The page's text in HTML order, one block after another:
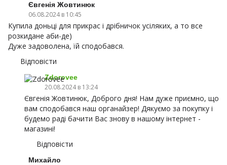
Євгенія Жовтинюк
06.08.2024 в 10:45
Купила доньці для прикрас і дрібничок усіляких, а то все
розкидане аби-де)
Дуже задоволена, їй сподобався.
Відповісти
Zdorovee
20.08.2024 в 13:24
Євгенія Жовтинюк, Доброго дня! Нам дуже приємно, що
вам сподобався наш органайзер! Дякуємо за покупку і
будемо раді бачити Вас знову в нашому інтернет -
магазині!
Відповісти
Михайло